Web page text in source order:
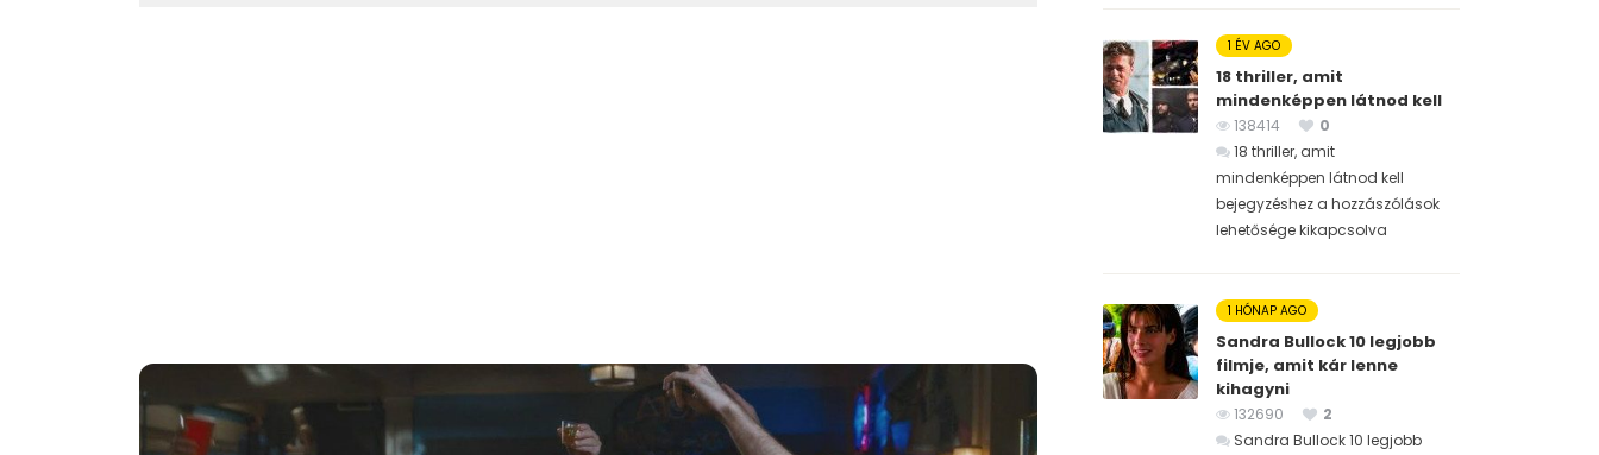
1 ÉV AGO
18 thriller, amit
mindenképpen látnod kell
138414
0
18 thriller, amit
mindenképpen látnod kell
bejegyzéshez a hozzászólások
lehetősége kikapcsolva
1 HÓNAP AGO
Sandra Bullock 10 legjobb
filmje, amit kár lenne
kihagyni
132690
2
Sandra Bullock 10 legjobb